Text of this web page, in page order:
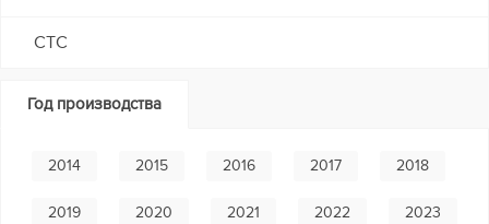
СТС
Год производства
2014 2015 2016 2017 2018
2019 2020 2021 2022 2023